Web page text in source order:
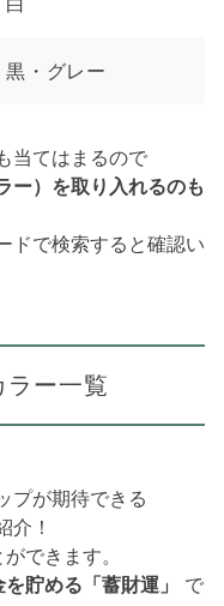
黒・グレー
当てはまるので
ー）を取り入れるのも
ドで検索すると確認い
ラー一覧
プが期待できる
介！
できます。
を貯める「蓄財運」
で